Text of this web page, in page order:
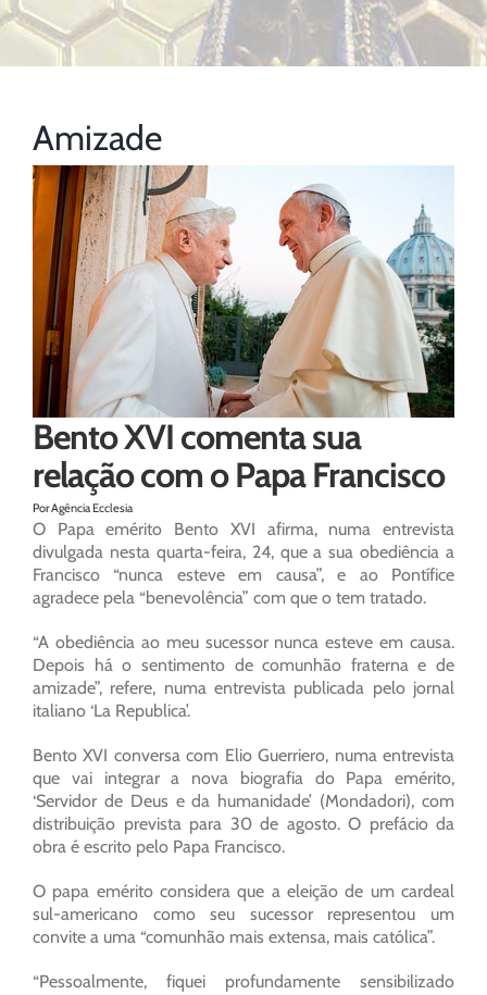
Amizade
Bento XVI comenta sua
relação com o Papa Francisco
Por Agência Ecclesia
O Papa emérito Bento XVI afirma, numa entrevista
divulgada nesta quarta-feira, 24, que a sua obediência a
Francisco “nunca esteve em causa”, e ao Pontífice
agradece pela “benevolência” com que o tem tratado.
“A obediência ao meu sucessor nunca esteve em causa.
Depois há o sentimento de comunhão fraterna e de
amizade”, refere, numa entrevista publicada pelo jornal
italiano ‘La Republica’.
Bento XVI conversa com Elio Guerriero, numa entrevista
que vai integrar a nova biografia do Papa emérito,
‘Servidor de Deus e da humanidade’ (Mondadori), com
distribuição prevista para 30 de agosto. O prefácio da
obra é escrito pelo Papa Francisco.
O papa emérito considera que a eleição de um cardeal
sul-americano como seu sucessor representou um
convite a uma “comunhão mais extensa, mais católica”.
“Pessoalmente, fiquei profundamente sensibilizado